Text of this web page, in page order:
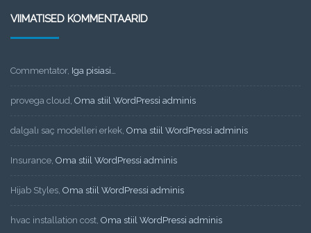
VIIMATISED KOMMENTAARID
Commentator, Iga pisiasi…
provega cloud, Oma stiil WordPressi adminis
dalgalı saç modelleri erkek, Oma stiil WordPressi adminis
Insurance, Oma stiil WordPressi adminis
Hijab Styles, Oma stiil WordPressi adminis
hvac installation cost, Oma stiil WordPressi adminis